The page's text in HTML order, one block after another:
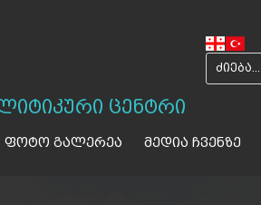
ცენტრი
ფოტო გალერეა მედია ჩვენზე